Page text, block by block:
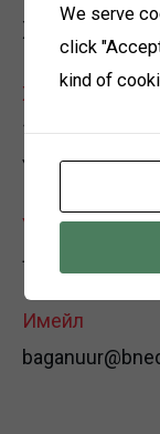
Холбоо
Хаяг
12150
Үйлдвэрийн
Утас
+976 7021-0167
Имейл
We serve
click
kind of